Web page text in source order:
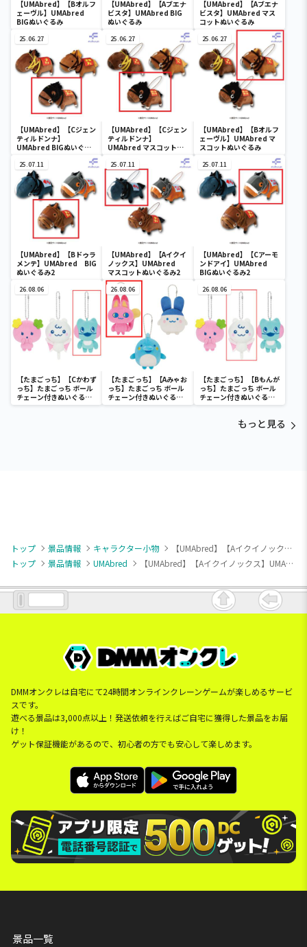
【UMAbred】【Bオルフ
ェーヴル】UMAbred
BIGぬいぐるみ
【UMAbred】【Aブエナ
ビスタ】UMAbred BIG
ぬいぐるみ
【UMAbred】【Aブエナ
ビスタ】UMAbred マス
コットぬいぐるみ
25.06.27
【UMAbred】【Cジェン
ティルドンナ】
UMAbred BIGぬいぐる
25.06.27
【UMAbred】【Cジェン
ティルドンナ】
UMAbred マスコットぬ
25.06.27
【UMAbred】【Bオルフ
ェーヴル】UMAbred マ
スコットぬいぐるみ
25.07.11
【UMAbred】【Bドゥラ
メンテ】UMAbred BIG
ぬいぐるみ2
25.07.11
【UMAbred】【Aイクイ
ノックス】UMAbred
マスコットぬいぐるみ2
25.07.11
【UMAbred】【Cアーモ
ンドアイ】UMAbred
BIGぬいぐるみ2
26.08.06
【たまごっち】【Cかわず
っち】たまごっち ボール
チェーン付きぬいぐるみ
～Tamagotchi
26.08.06
【たまごっち】【Aみゃお
っち】たまごっち ボール
チェーン付きぬいぐるみ
～Tamagotchi
26.08.06
【たまごっち】【Bもんが
っち】たまごっち ボール
チェーン付きぬいぐるみ
～Tamagotchi
もっと見る
トップ 景品情報 キャラクター小物
【UMAbred】【Aイクイノックス】UMAbred マスコットぬいぐるみ2
トップ
景品情報 UMAbred 【UMAbred】【Aイクイノックス】UMAbred マスコットぬいぐるみ2
DMMオンクレは自宅にて24時間オンラインクレーンゲームが楽しめるサービ
スです。
遊べる景品は3,000点以上！発送依頼を行えばご自宅に獲得した景品をお届
け！
ゲット保証機能があるので、初心者の方でも安心して楽しめます。
景品一覧